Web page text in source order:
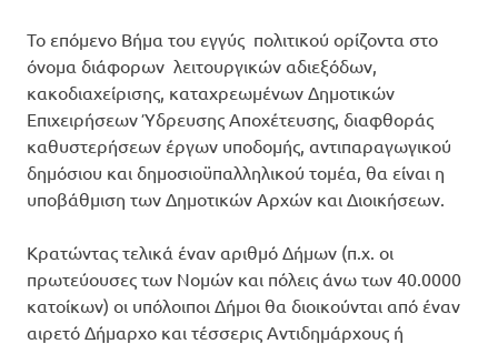
Το επόμενο Βήμα του εγγύς πολιτικού ορίζοντα στο
όνομα διάφορων λειτουργικών αδιεξόδων,
κακοδιαχείρισης, καταχρεωμένων Δημοτικών
Επιχειρήσεων Ύδρευσης Αποχέτευσης, διαφθοράς
καθυστερήσεων έργων υποδομής, αντιπαραγωγικού
δημόσιου και δημοσιοϋπαλληλικού τομέα, θα είναι η
υποβάθμιση των Δημοτικών Αρχών και Διοικήσεων.
Κρατώντας τελικά έναν αριθμό Δήμων (π.χ. οι
πρωτεύουσες των Νομών και πόλεις άνω των 40.0000
κατοίκων) οι υπόλοιποι Δήμοι θα διοικούνται από έναν
αιρετό Δήμαρχο και τέσσερις Αντιδημάρχους ή